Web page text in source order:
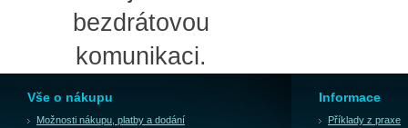
bezdrátovou
komunikaci.
Vše o nákupu
Možnosti nákupu, platby a dodání
Informace
Příklady z praxe